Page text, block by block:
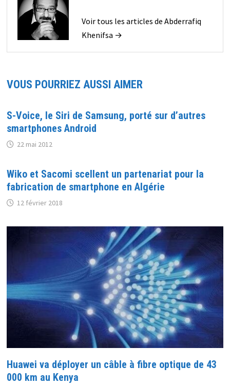
Voir tous les articles de Abderrafiq
Khenifsa →
VOUS POURRIEZ AUSSI AIMER
S-Voice, le Siri de Samsung, porté sur d’autres
smartphones Android
22 mai 2012
Wiko et Sacomi scellent un partenariat pour la
fabrication de smartphone en Algérie
12 février 2018
Huawei va déployer un câble à fibre optique de 43
000 km au Kenya